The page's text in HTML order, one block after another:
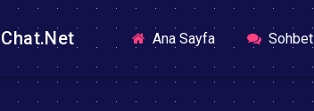
Ana Sayfa(current) Sohbet